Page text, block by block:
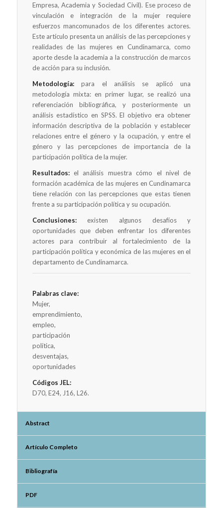
Empresa, Academia y Sociedad Civil). Ese proceso de
vinculación e integración de la mujer requiere
esfuerzos mancomunados de los diferentes actores.
Este artículo presenta un análisis de las percepciones y
realidades de las mujeres en Cundinamarca, como
aporte desde la academia a la construcción de marcos
de acción para su inclusión.
Metodología:para el análisis se aplicó una
metodología mixta: en primer lugar, se realizó una
referenciación bibliográfica, y posteriormente un
análisis estadístico en SPSS. El objetivo era obtener
información descriptiva de la población y establecer
relaciones entre el género y la ocupación, y entre el
género y las percepciones de importancia de la
participación política de la mujer.
Resultados:el análisis muestra cómo el nivel de
formación académica de las mujeres en Cundinamarca
tiene relación con las percepciones que estas tienen
frente a su participación política y su ocupación.
Conclusiones:existen algunos desafíos y
oportunidades que deben enfrentar los diferentes
actores para contribuir al fortalecimiento de la
participación política y económica de las mujeres en el
departamento de Cundinamarca.
Palabras clave:
Mujer,
emprendimiento,
empleo,
participación
política,
desventajas,
oportunidades
Códigos JEL:
D70, E24, J16, L26.
Abstract
Artículo Completo
Bibliografía
PDF